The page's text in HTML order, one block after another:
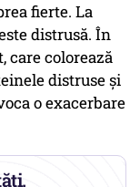
fierte. La
distrusă. În
care colorează
distruse și
o exacerbare